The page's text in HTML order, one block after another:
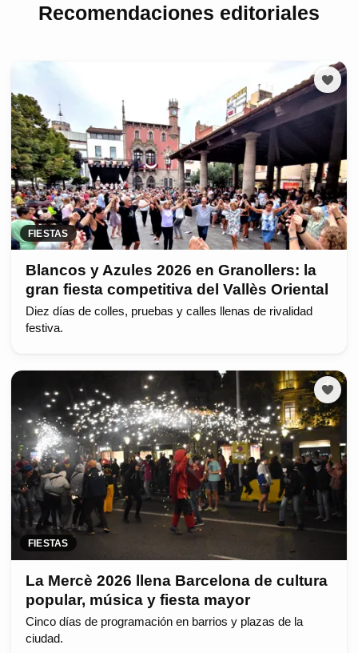
Recomendaciones editoriales
FIESTAS
Blancos y Azules 2026 en Granollers: la
gran fiesta competitiva del Vallès Oriental
Diez días de colles, pruebas y calles llenas de rivalidad
festiva.
FIESTAS
La Mercè 2026 llena Barcelona de cultura
popular, música y fiesta mayor
Cinco días de programación en barrios y plazas de la
ciudad.